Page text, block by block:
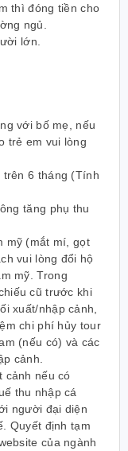
thì đóng tiền cho
ngủ.
lớn.
với bố mẹ, nếu
trẻ em vui lòng
trên 6 tháng (Tính
tăng phụ thu
mỹ (mắt mí, gọt
vui lòng đổi hộ
mỹ. Trong
cũ trước khi
xuất/nhập cảnh,
chi phí hủy tour
(nếu có) và các
cảnh.
cảnh nếu có
thu nhập cá
người đại diện
Quyết định tạm
của ngành